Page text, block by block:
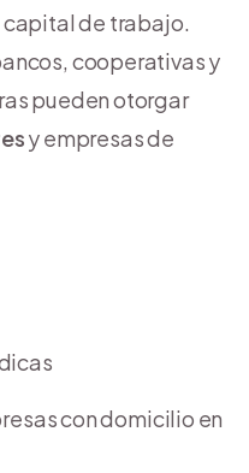
de trabajo.
cooperativas y
pueden otorgar
y empresas de
con domicilio en